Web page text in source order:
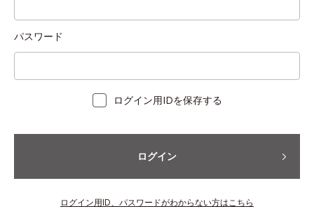
パスワード
ログイン用IDを保存する
ログイン
ログイン用ID、パスワードがわからない方はこちら